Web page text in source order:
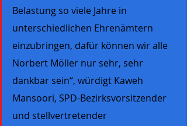
Belastung so viele Jahre in
unterschiedlichen Ehrenämtern
einzubringen, dafür können wir alle
Norbert Möller nur sehr, sehr
dankbar sein“, würdigt Kaweh
Mansoori, SPD-Bezirksvorsitzender
und stellvertretender